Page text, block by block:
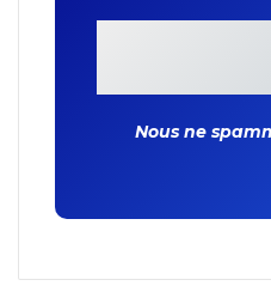
Nous ne